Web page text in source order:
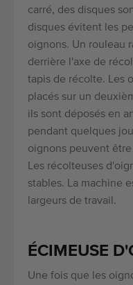
carré, des disques
disques évitent les
oignons. Un rouleau
derrière l'axe de
tapis de récolte. Les
placés sur un
ils sont déposés en
pendant quelques
oignons peuvent
Les récolteuses
stables. La machine
largeurs de travail.
ÉCIMEUSE
Une fois que les